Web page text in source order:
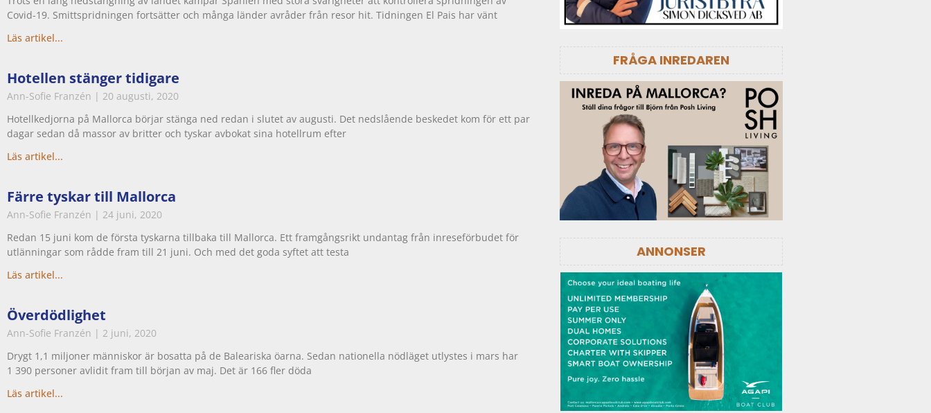
Covid-19. Smittspridningen fortsätter och många länder avråder från resor hit. Tidningen El Pais har vänt
Läs artikel...
Hotellen stänger tidigare
Ann-Sofie Franzén
20 augusti, 2020
Hotellkedjorna på Mallorca börjar stänga ned redan i slutet av augusti. Det nedslående beskedet kom för ett par
dagar sedan då massor av britter och tyskar avbokat sina hotellrum efter
Läs artikel...
Färre tyskar till Mallorca
Ann-Sofie Franzén
24 juni, 2020
Redan 15 juni kom de första tyskarna tillbaka till Mallorca. Ett framgångsrikt undantag från inreseförbudet för
utlänningar som rådde fram till 21 juni. Och med det goda syftet att testa
Läs artikel...
Överdödlighet
Ann-Sofie Franzén
2 juni, 2020
Drygt 1,1 miljoner människor är bosatta på de Baleariska öarna. Sedan nationella nödläget utlystes i mars har
1 390 personer avlidit fram till början av maj. Det är 166 fler döda
Läs artikel...
FRÅGA INREDAREN
ANNONSER